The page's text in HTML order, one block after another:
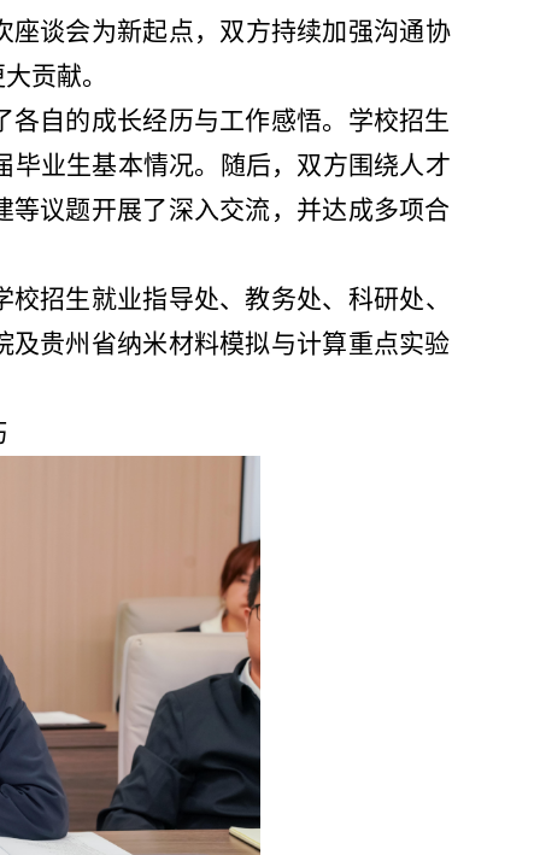
座谈会为新起点， 双方持续加强沟通协
贡献。
自的成长经历与工作感悟。学校招生
毕业生基本情况。随后，双方围绕人才
议题开展了深入交流，并达成多项合
校招生就业指导处、教务处、科研处、
贵州省纳米材料模拟与计算重点实验